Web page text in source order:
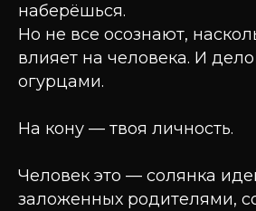
наберёшься.
Но не все осознают,
влияет на человека. И
огурцами.
На кону — твоя личность.
Человек это — солянка
заложенных родителями,